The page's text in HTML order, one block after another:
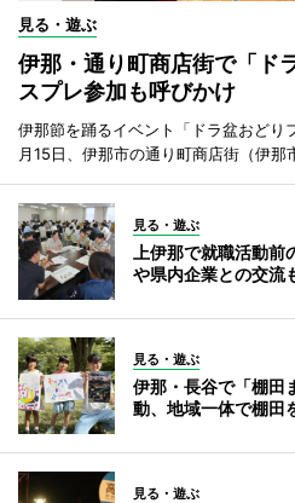
見る・遊ぶ
伊那・通り町商店街で「
スプレ参加も呼びかけ
伊那節を踊るイベント「ドラ盆おどり
月15日、伊那市の通り町商店街（伊那
見る・遊ぶ
上伊那で就職活動
や県内企業との交流
見る・遊ぶ
伊那・長谷で「棚
動、地域一体で棚田
見る・遊ぶ